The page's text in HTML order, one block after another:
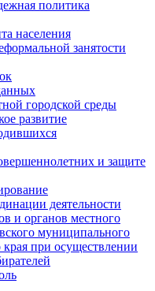
политика
населения
занятости
городской среды
развитие
и защите
деятельности
и органов местного
муниципального
края при осуществлении